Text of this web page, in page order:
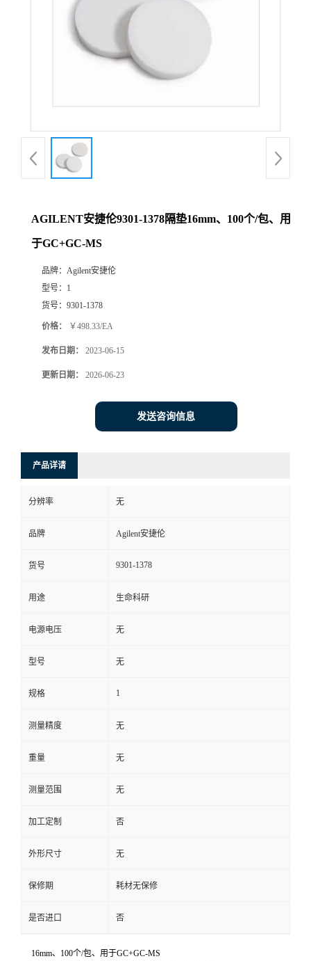
AGILENT安捷伦9301-1378隔垫16mm、100个/包、用
于GC+GC-MS
品牌： Agilent安捷伦
型号： 1
货号： 9301-1378
价格： ￥498.33/EA
发布日期： 2023-06-15
更新日期： 2026-06-23
发送咨询信息
产品详请
分辨率 无
品牌 Agilent安捷伦
货号 9301-1378
用途 生命科研
电源电压 无
型号 无
规格 1
测量精度 无
重量 无
测量范围 无
加工定制 否
外形尺寸 无
保修期 耗材无保修
是否进口 否
16mm、100个/包、用于GC+GC-MS